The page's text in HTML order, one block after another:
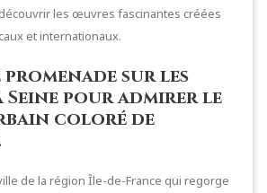
les œuvres fascinantes créées
et internationaux.
promenade sur les
Seine pour admirer le
coloré de
de la région Île-de-France qui regorge